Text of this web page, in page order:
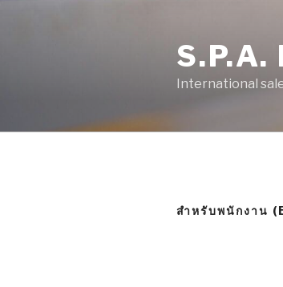
S.P.A.
International
สำหรับพนักงาน